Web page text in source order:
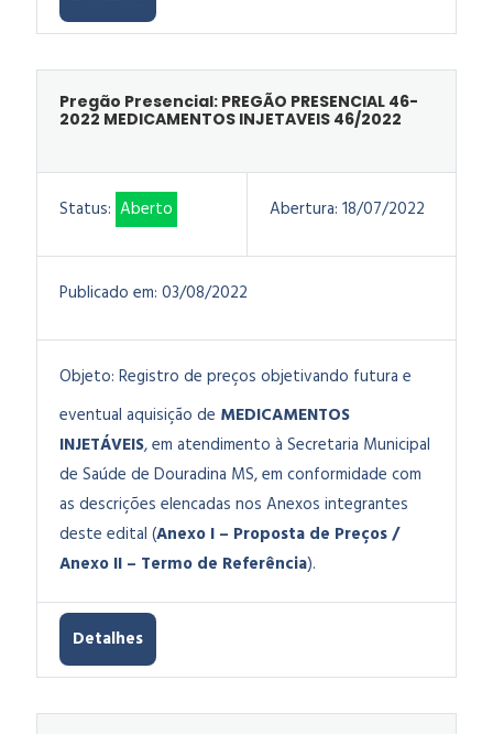
Pregão Presencial: PREGÃO PRESENCIAL 46-
2022 MEDICAMENTOS INJETAVEIS 46/2022
Status: Aberto Abertura: 18/07/2022
Publicado em: 03/08/2022
Objeto: Registro de preços objetivando futura e
eventual aquisição de MEDICAMENTOS
INJETÁVEIS, em atendimento à Secretaria Municipal
de Saúde de Douradina MS, em conformidade com
as descrições elencadas nos Anexos integrantes
deste edital (Anexo I – Proposta de Preços /
Anexo II – Termo de Referência).
Detalhes